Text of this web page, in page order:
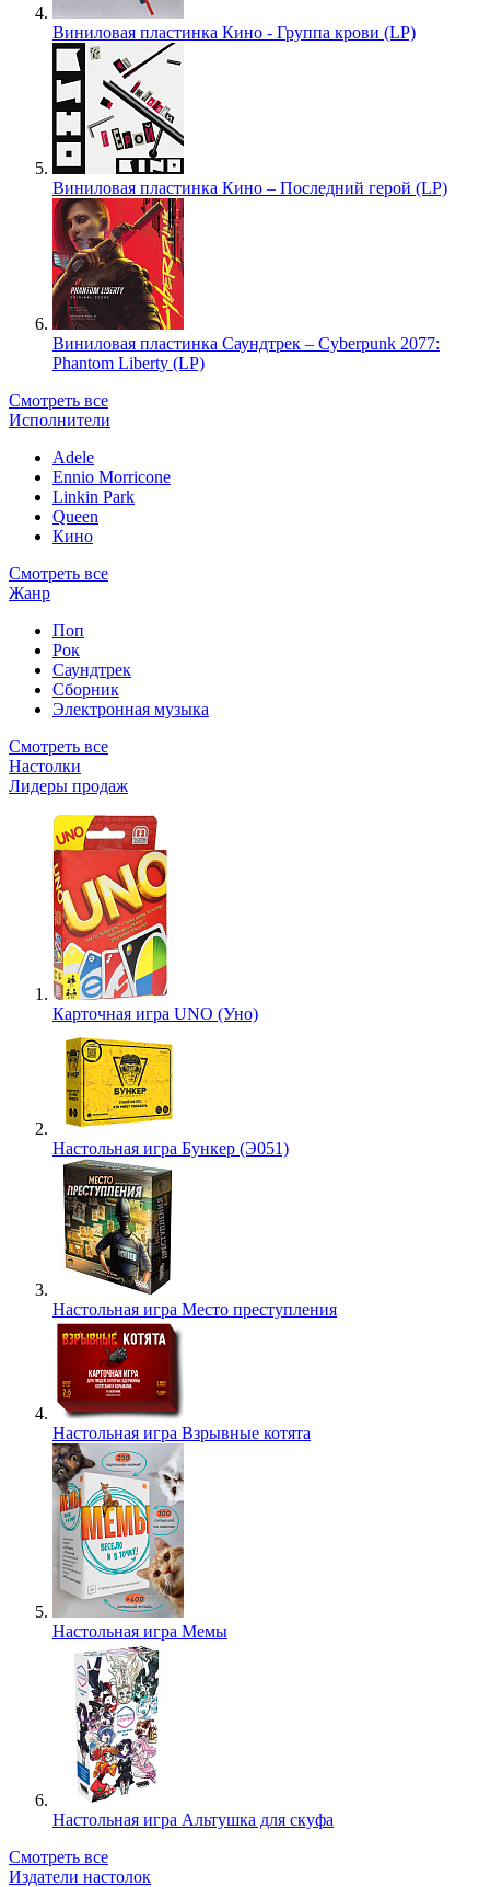
Виниловая пластинка Кино - Группа крови (LP)
Виниловая пластинка Кино – Последний герой (LP)
Виниловая пластинка Саундтрек – Cyberpunk 2077:
Phantom Liberty (LP)
Смотреть все
Исполнители
Adele
Ennio Morricone
Linkin Park
Queen
Кино
Смотреть все
Жанр
Поп
Рок
Саундтрек
Сборник
Электронная музыка
Смотреть все
Настолки
Лидеры продаж
Карточная игра UNO (Уно)
Настольная игра Бункер (Э051)
Настольная игра Место преступления
Настольная игра Взрывные котята
Настольная игра Мемы
Настольная игра Альтушка для скуфа
Смотреть все
Издатели настолок